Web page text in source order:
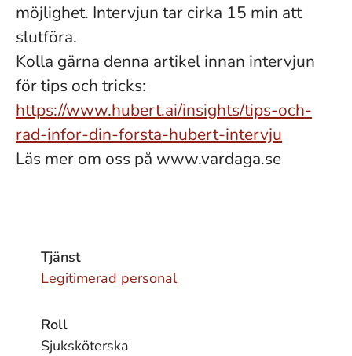
möjlighet. Intervjun tar cirka 15 min att
slutföra.
Kolla gärna denna artikel innan intervjun
för tips och tricks:
https://www.hubert.ai/insights/tips-och-
rad-infor-din-forsta-hubert-intervju
Läs mer om oss på www.vardaga.se
Tjänst
Legitimerad personal
Roll
Sjuksköterska